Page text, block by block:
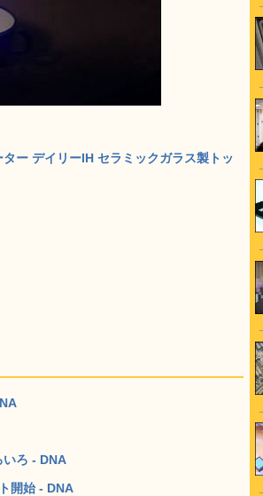
ー デイリーIH セラミックガラス製トッ
いろ - DNA
開始 - DNA